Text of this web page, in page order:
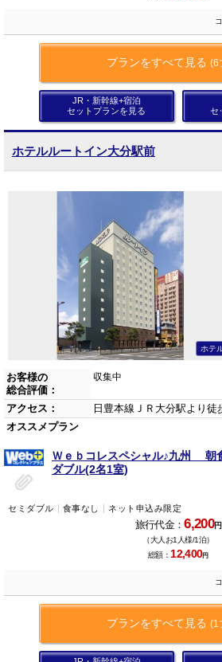
プランをすべて見る (6
JR・新幹線+宿泊
セットプランを見る
セ
ホテルルートイン大分駅前
ホテ
お客様の
総合評価：
収集中
アクセス：
日豊本線ＪＲ大分駅より徒
オススメプラン
Ｗｅｂコレスペシャル♪九州 朝
ダブル(2名1室)
セミダブル 食事なし ネット申込み限定
旅行代金：6,200円
（大人お1人様/1泊）
総額： 12,400円
プランをすべて見る (1